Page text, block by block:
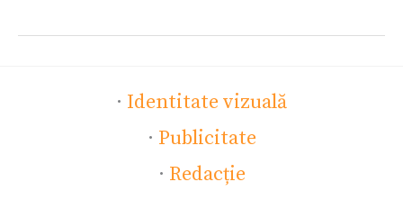
· Identitate vizuală
· Publicitate
· Redacție